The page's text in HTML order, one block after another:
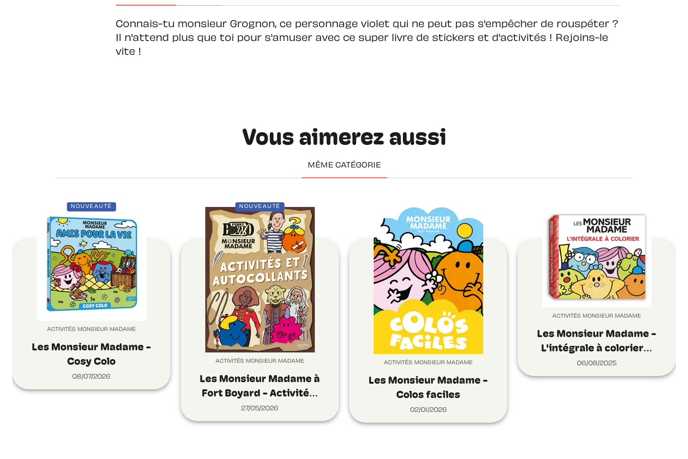
Connais-tu monsieur Grognon, ce personnage violet qui ne peut pas s'empêcher de rouspéter ?
Il n'attend plus que toi pour s'amuser avec ce super livre de stickers et d'activités ! Rejoins-le
vite !
Vous aimerez aussi
MÊME CATÉGORIE
NOUVEAUTÉ
ACTIVITÉS MONSIEUR MADAME
Les Monsieur Madame -
Cosy Colo
08/07/2026
NOUVEAUTÉ
ACTIVITÉS MONSIEUR MADAME
Les Monsieur Madame à
Fort Boyard - Activité…
27/05/2026
ACTIVITÉS MONSIEUR MADAME
Les Monsieur Madame -
Colos faciles
02/01/2026
ACTIVITÉS MONSIEUR MADAME
Les Monsieur Madame -
L'intégrale à colorier…
06/08/2025